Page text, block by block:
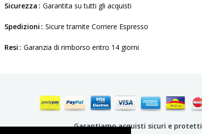
Sicurezza Garantita su tutti gli acquisti
Spedizioni Sicure tramite Corriere Espresso
Resi Garanzia di rimborso entro 14 giorni
Garantiamo acquisti sicuri e protetti